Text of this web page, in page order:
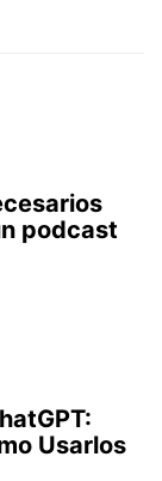
podcast
Usarlos